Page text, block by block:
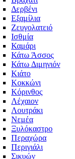
Δερβένι
Εξαμίλια
Ζευγολατειό
Ισθμία
Καμάρι
Κάτω Άσσος
Κάτω Διμηνιόν
Κιάτο
Κοκκώνι
Κόρινθος
Λέχαιον
Λουτράκι
Νεμέα
Ξυλόκαστρο
Περαχώρα
Περιγιάλι
Σικυών